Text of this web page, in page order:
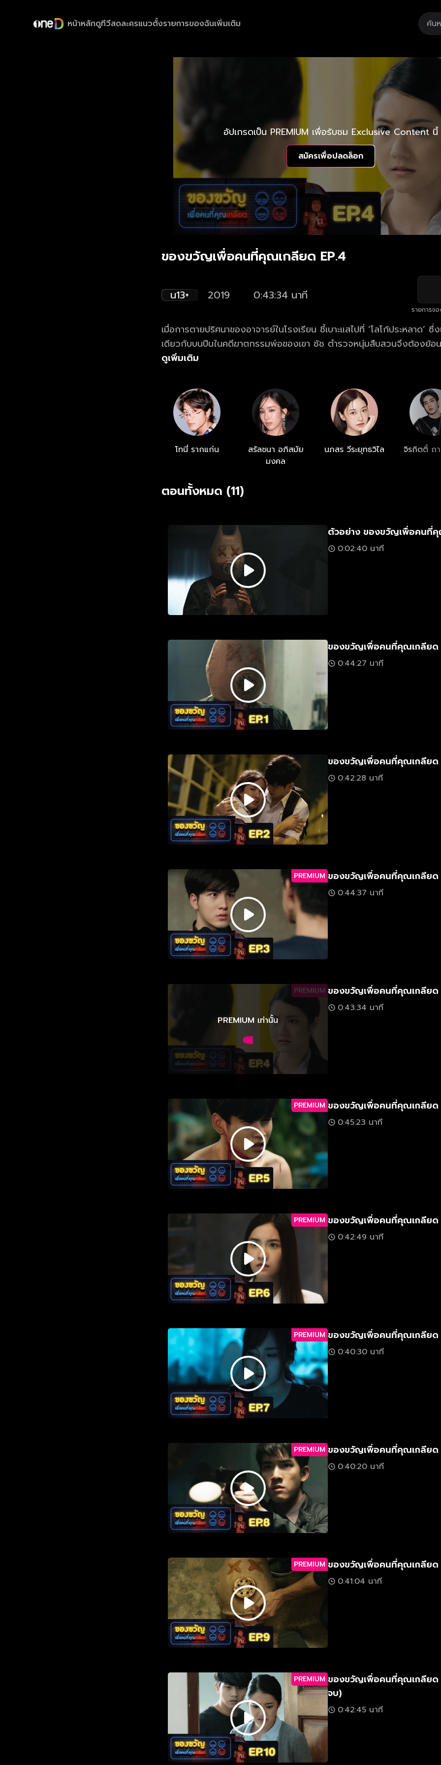
หน้าหลักดูทีวีสดละครแนวตั้งรายการของฉันเพิ่มเติม
อัปเกรดเป็น PREMIUM เพื่อรับชม Exclusive Content นี้
สมัครเพื่อปลดล็อก
ของขวัญเพื่อคนที่คุณเกลียด EP.4
น13+ 2019 0:43:34 นาที
รายการข
เมื่อการตายปริศนาของอาจารย์ในโรงเรียน ชี้เบาะแสไปที่ ‘โลโก้ประหลาด’
เดียวกับบนปืนในคดีฆาตกรรมพ่อของเขา ชัช ตำรวจหนุ่มสืบสวนจึงต้องย้อ
จริง และได้พบกับ ปรางค์ และ พลอย สองนักเรียนคนดังที่พัวพันกับโลโ
เป็นของขวัญทำลายล้าง โดยมีราคาที่ต้องจ่ายเป็น ‘อายุขัย’ ของผู้ซื้อ ยิ่งคว
โรงเรียนลุกลามจนกลายเป็นภัยสังคม ผู้คนรอบข้างก็ยิ่งล้มตายลงเรื่อยๆ
ทางหยุดยั้งร้านนี้ให้ได้ ก่อนที่ความเกลียดในใจของพวกเขาเองจะกลืนกินทุ
ดูเพิ่มเติม
โทนี่ รากแก่น
สรัลชนา อภิสมัย
มงคล
นภสร วีระยุทธวิไล จิรกิตติ์ ถ
ตอนทั้งหมด (11)
ตัวอย่าง ของขวัญเพื่อคนที่
0:02:40 นาที
ของขวัญเพื่อคนที่คุณเกลียด
0:44:27 นาที
ของขวัญเพื่อคนที่คุณเกลียด
0:42:28 นาที
PREMIUM ของขวัญเพื่อคนที่คุณเกลียด
0:44:37 นาที
PREMIUM
PREMIUM เท่านั้น
ของขวัญเพื่อคนที่คุณเกลียด
0:43:34 นาที
PREMIUM ของขวัญเพื่อคนที่คุณเกลียด
0:45:23 นาที
PREMIUM ของขวัญเพื่อคนที่คุณเกลียด
0:42:49 นาที
PREMIUM ของขวัญเพื่อคนที่คุณเกลียด
0:40:30 นาที
PREMIUM ของขวัญเพื่อคนที่คุณเกลียด
0:40:20 นาที
PREMIUM ของขวัญเพื่อคนที่คุณเกลียด
0:41:04 นาที
PREMIUM ของขวัญเพื่อคนที่คุณเกลียด
จบ)
0:42:45 นาที